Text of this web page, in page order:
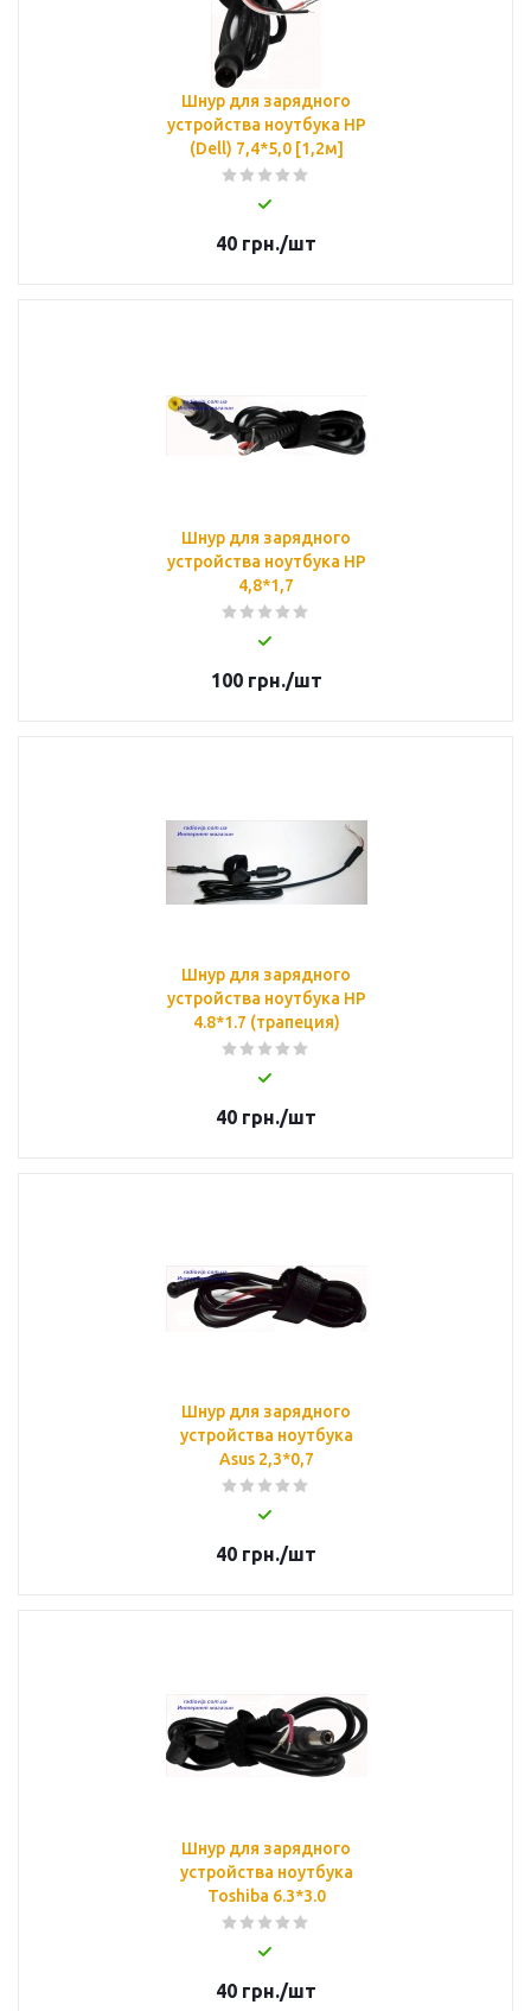
Шнур для зарядного
устройства ноутбука HP
(Dell) 7,4*5,0 [1,2м]
40 грн./шт
Шнур для зарядного
устройства ноутбука HP
4,8*1,7
100грн./шт
Шнур для зарядного
устройства ноутбука HP
4.8*1.7 (трапеция)
40 грн./шт
Шнур для зарядного
устройства ноутбука
Asus 2,3*0,7
40 грн./шт
Шнур для зарядного
устройства ноутбука
Toshiba 6.3*3.0
40 грн./шт